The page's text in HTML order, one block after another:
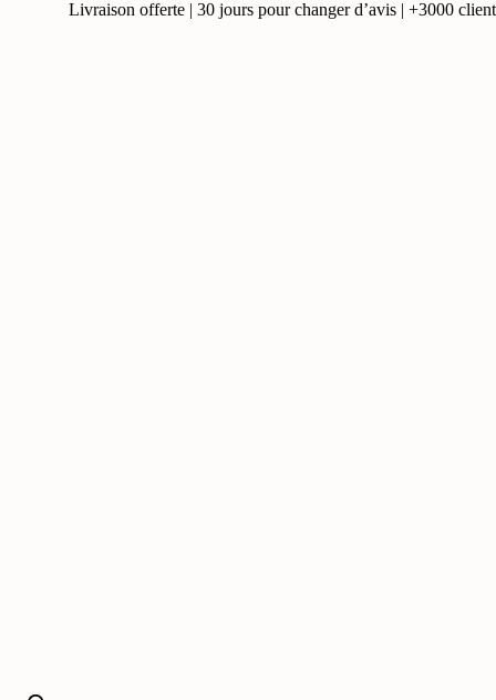
Livraison offerte | 30 jours pour changer d’avis | +3000